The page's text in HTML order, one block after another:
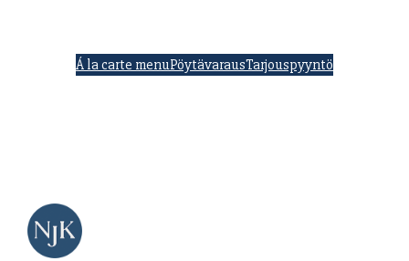
Á la carte menuPöytävarausTarjouspyyntö